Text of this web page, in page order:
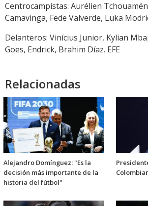
Centrocampistas: Aurélien
Camavinga, Fede Valverde, Luka
Delanteros: Vinícius Junior, Kylian
Goes, Endrick, Brahim Díaz. EFE
Relacionadas
Alejandro Domínguez: "Es la
decisión más importante de la
historia del fútbol"